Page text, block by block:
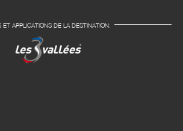
ET APPLICATIONS DE LA DESTINATION: